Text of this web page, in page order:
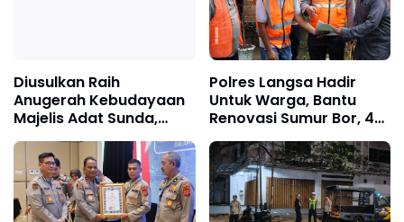
Diusulkan Raih
Anugerah Kebudayaan
Majelis Adat Sunda,
Kombes Hendra
Rochmawan, Tanggung
Jawab Bersama
Polres Langsa Hadir
Untuk Warga, Bantu
Renovasi Sumur Bor, 40
Titik Air Bersih